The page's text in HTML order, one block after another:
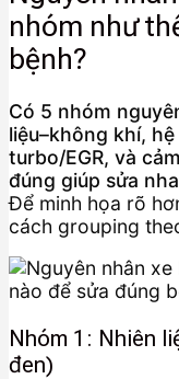
nhóm như
bệnh?
Có 5 nhóm
liệu–không khí,
turbo/EGR, và
đúng giúp sửa
Để minh họa rõ
cách grouping
Nhóm 1: Nhiên
đen)